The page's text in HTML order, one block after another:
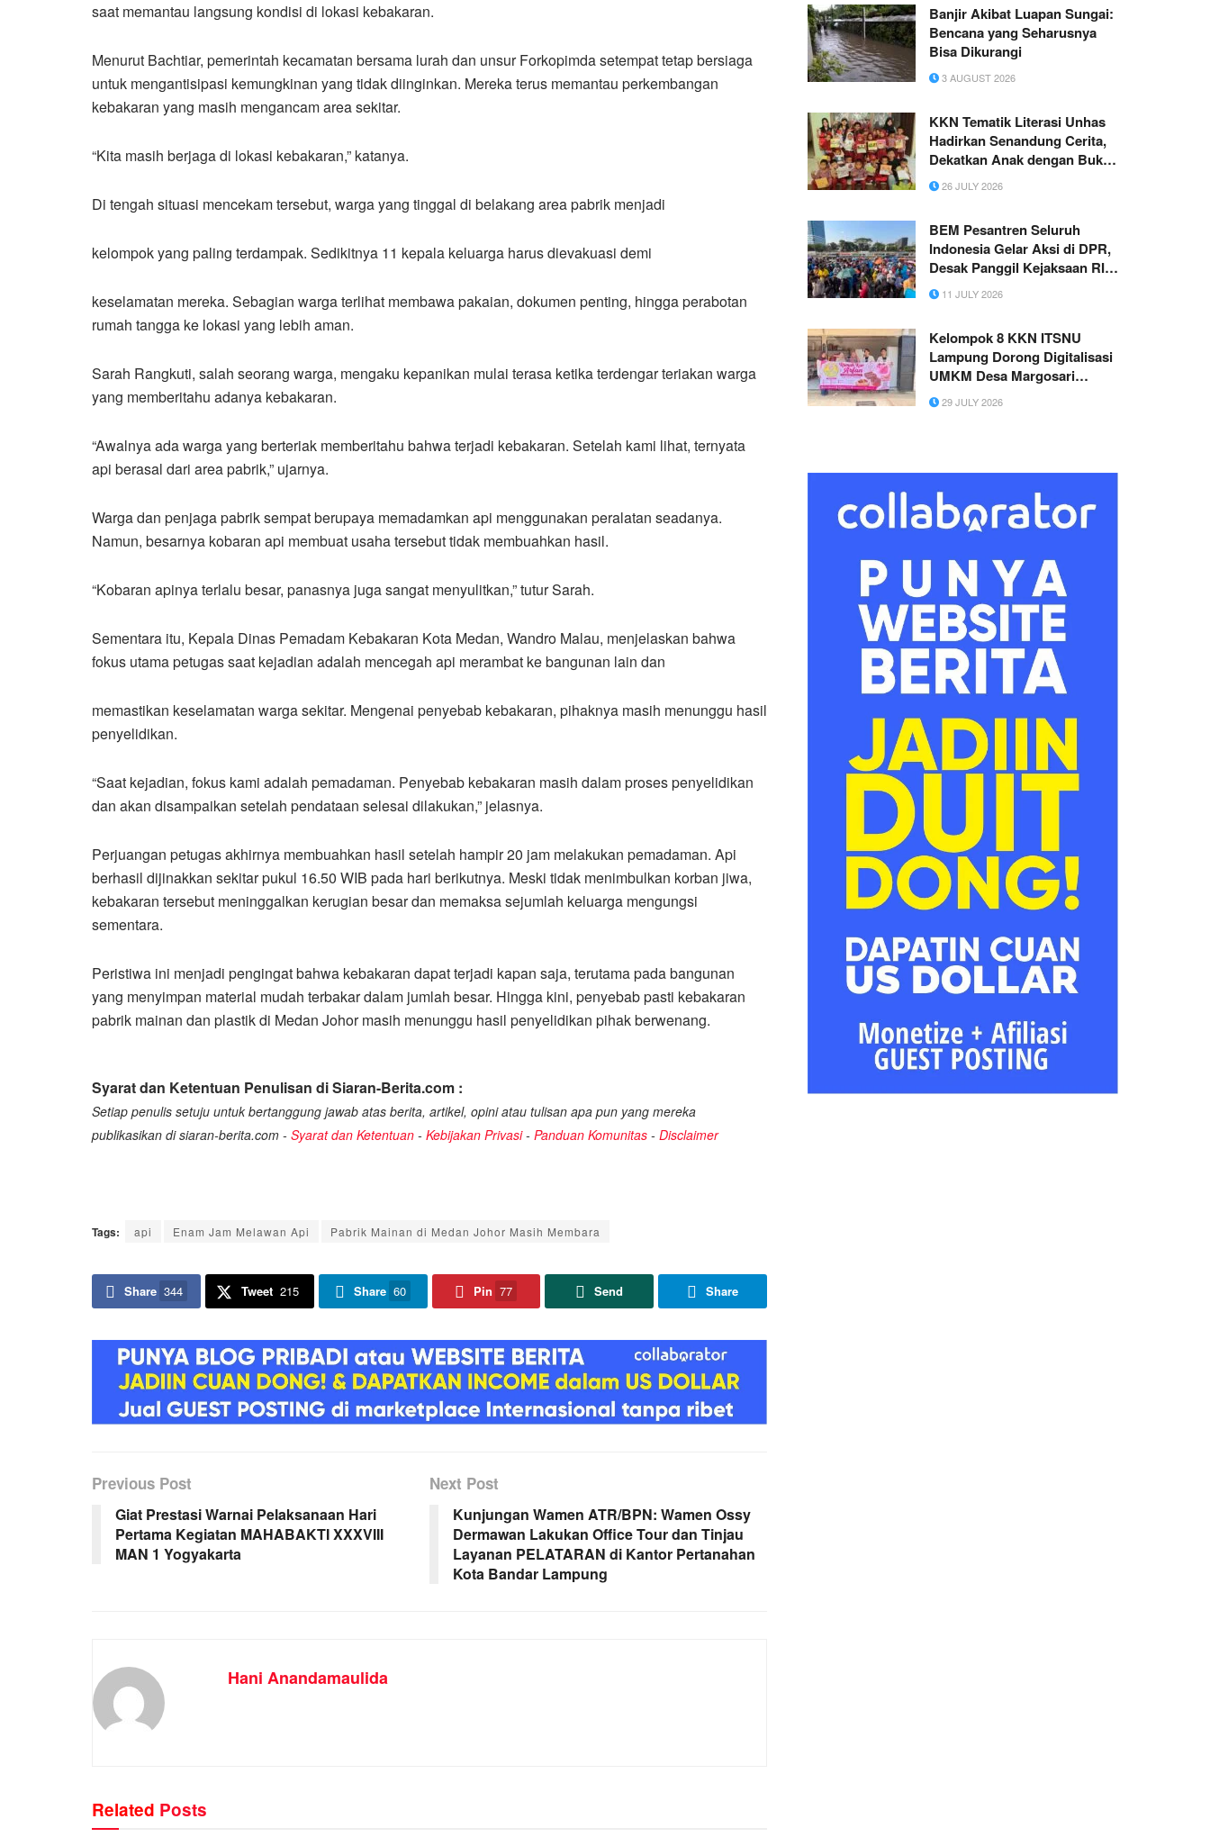
saat memantau langsung kondisi di lokasi kebakaran.
Menurut Bachtiar, pemerintah kecamatan bersama lurah dan unsur Forkopimda setempat tetap bersiaga
untuk mengantisipasi kemungkinan yang tidak diinginkan. Mereka terus memantau perkembangan
kebakaran yang masih mengancam area sekitar.
“Kita masih berjaga di lokasi kebakaran,” katanya.
Di tengah situasi mencekam tersebut, warga yang tinggal di belakang area pabrik menjadi
kelompok yang paling terdampak. Sedikitnya 11 kepala keluarga harus dievakuasi demi
keselamatan mereka. Sebagian warga terlihat membawa pakaian, dokumen penting, hingga perabotan
rumah tangga ke lokasi yang lebih aman.
Sarah Rangkuti, salah seorang warga, mengaku kepanikan mulai terasa ketika terdengar teriakan warga
yang memberitahu adanya kebakaran.
“Awalnya ada warga yang berteriak memberitahu bahwa terjadi kebakaran. Setelah kami lihat, ternyata
api berasal dari area pabrik,” ujarnya.
Warga dan penjaga pabrik sempat berupaya memadamkan api menggunakan peralatan seadanya.
Namun, besarnya kobaran api membuat usaha tersebut tidak membuahkan hasil.
“Kobaran apinya terlalu besar, panasnya juga sangat menyulitkan,” tutur Sarah.
Sementara itu, Kepala Dinas Pemadam Kebakaran Kota Medan, Wandro Malau, menjelaskan bahwa
fokus utama petugas saat kejadian adalah mencegah api merambat ke bangunan lain dan
memastikan keselamatan warga sekitar. Mengenai penyebab kebakaran, pihaknya masih menunggu hasil
penyelidikan.
“Saat kejadian, fokus kami adalah pemadaman. Penyebab kebakaran masih dalam proses penyelidikan
dan akan disampaikan setelah pendataan selesai dilakukan,” jelasnya.
Perjuangan petugas akhirnya membuahkan hasil setelah hampir 20 jam melakukan pemadaman. Api
berhasil dijinakkan sekitar pukul 16.50 WIB pada hari berikutnya. Meski tidak menimbulkan korban jiwa,
kebakaran tersebut meninggalkan kerugian besar dan memaksa sejumlah keluarga mengungsi
sementara.
Peristiwa ini menjadi pengingat bahwa kebakaran dapat terjadi kapan saja, terutama pada bangunan
yang menyimpan material mudah terbakar dalam jumlah besar. Hingga kini, penyebab pasti kebakaran
pabrik mainan dan plastik di Medan Johor masih menunggu hasil penyelidikan pihak berwenang.
Syarat dan Ketentuan Penulisan di Siaran-Berita.com :
Setiap penulis setuju untuk bertanggung jawab atas berita, artikel, opini atau tulisan apa pun yang mereka
publikasikan di siaran-berita.com - Syarat dan Ketentuan - Kebijakan Privasi- Panduan Komunitas - Disclaimer
Tags: api Enam Jam Melawan Api Pabrik Mainan di Medan Johor Masih Membara
Share 344 Tweet 215 Share 60 Pin 77 Send Share
Previous Post
Giat Prestasi Warnai Pelaksanaan Hari
Pertama Kegiatan MAHABAKTI XXXVIII
MAN 1 Yogyakarta
Next Post
Kunjungan Wamen ATR/BPN: Wamen Ossy
Dermawan Lakukan Office Tour dan Tinjau
Layanan PELATARAN di Kantor Pertanahan
Kota Bandar Lampung
Hani Anandamaulida
Related Posts
Banjir Akibat Luapan Sungai:
Bencana yang Seharusnya
Bisa Dikurangi
3 AUGUST 2026
KKN Tematik Literasi Unhas
Hadirkan Senandung Cerita,
Dekatkan Anak dengan Buku
Melalui Membaca Nyaring
26 JULY 2026
BEM Pesantren Seluruh
Indonesia Gelar Aksi di DPR,
Desak Panggil Kejaksaan RI
Usut Kasus Batu Bara PLTU
11 JULY 2026
Kelompok 8 KKN ITSNU
Lampung Dorong Digitalisasi
UMKM Desa Margosari
Melalui Perancangan Website
Penjualan Kue
29 JULY 2026